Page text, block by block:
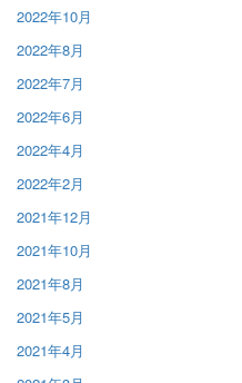
2022年10月
2022年8月
2022年7月
2022年6月
2022年4月
2022年2月
2021年12月
2021年10月
2021年8月
2021年5月
2021年4月